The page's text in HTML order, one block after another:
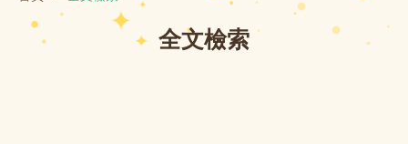
全文檢索